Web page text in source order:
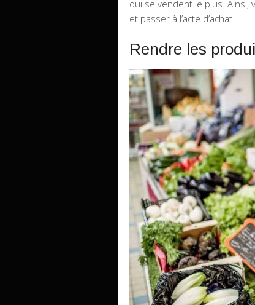
qui se vendent le plus. Ainsi,
et passer à l’acte d’achat.
Rendre les